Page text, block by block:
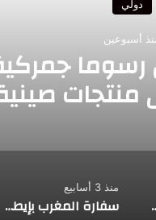
الغاني
عن
سفارة المغرب بإيطاليا تتابع باهتمام قضية وفاة المواطن المغربي فاكر عبد الرحيم
منذ 4 أسابيع